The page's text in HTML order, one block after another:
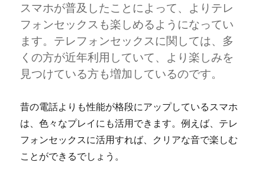
スマホが普及したことによって、よりテレ
フォンセックスも楽しめるようになってい
ます。テレフォンセックスに関しては、多
くの方が近年利用していて、より楽しみを
見つけている方も増加しているのです。
昔の電話よりも性能が格段にアップしているスマホ
は、色々なプレイにも活用できます。例えば、テレ
フォンセックスに活用すれば、クリアな音で楽しむ
ことができるでしょう。